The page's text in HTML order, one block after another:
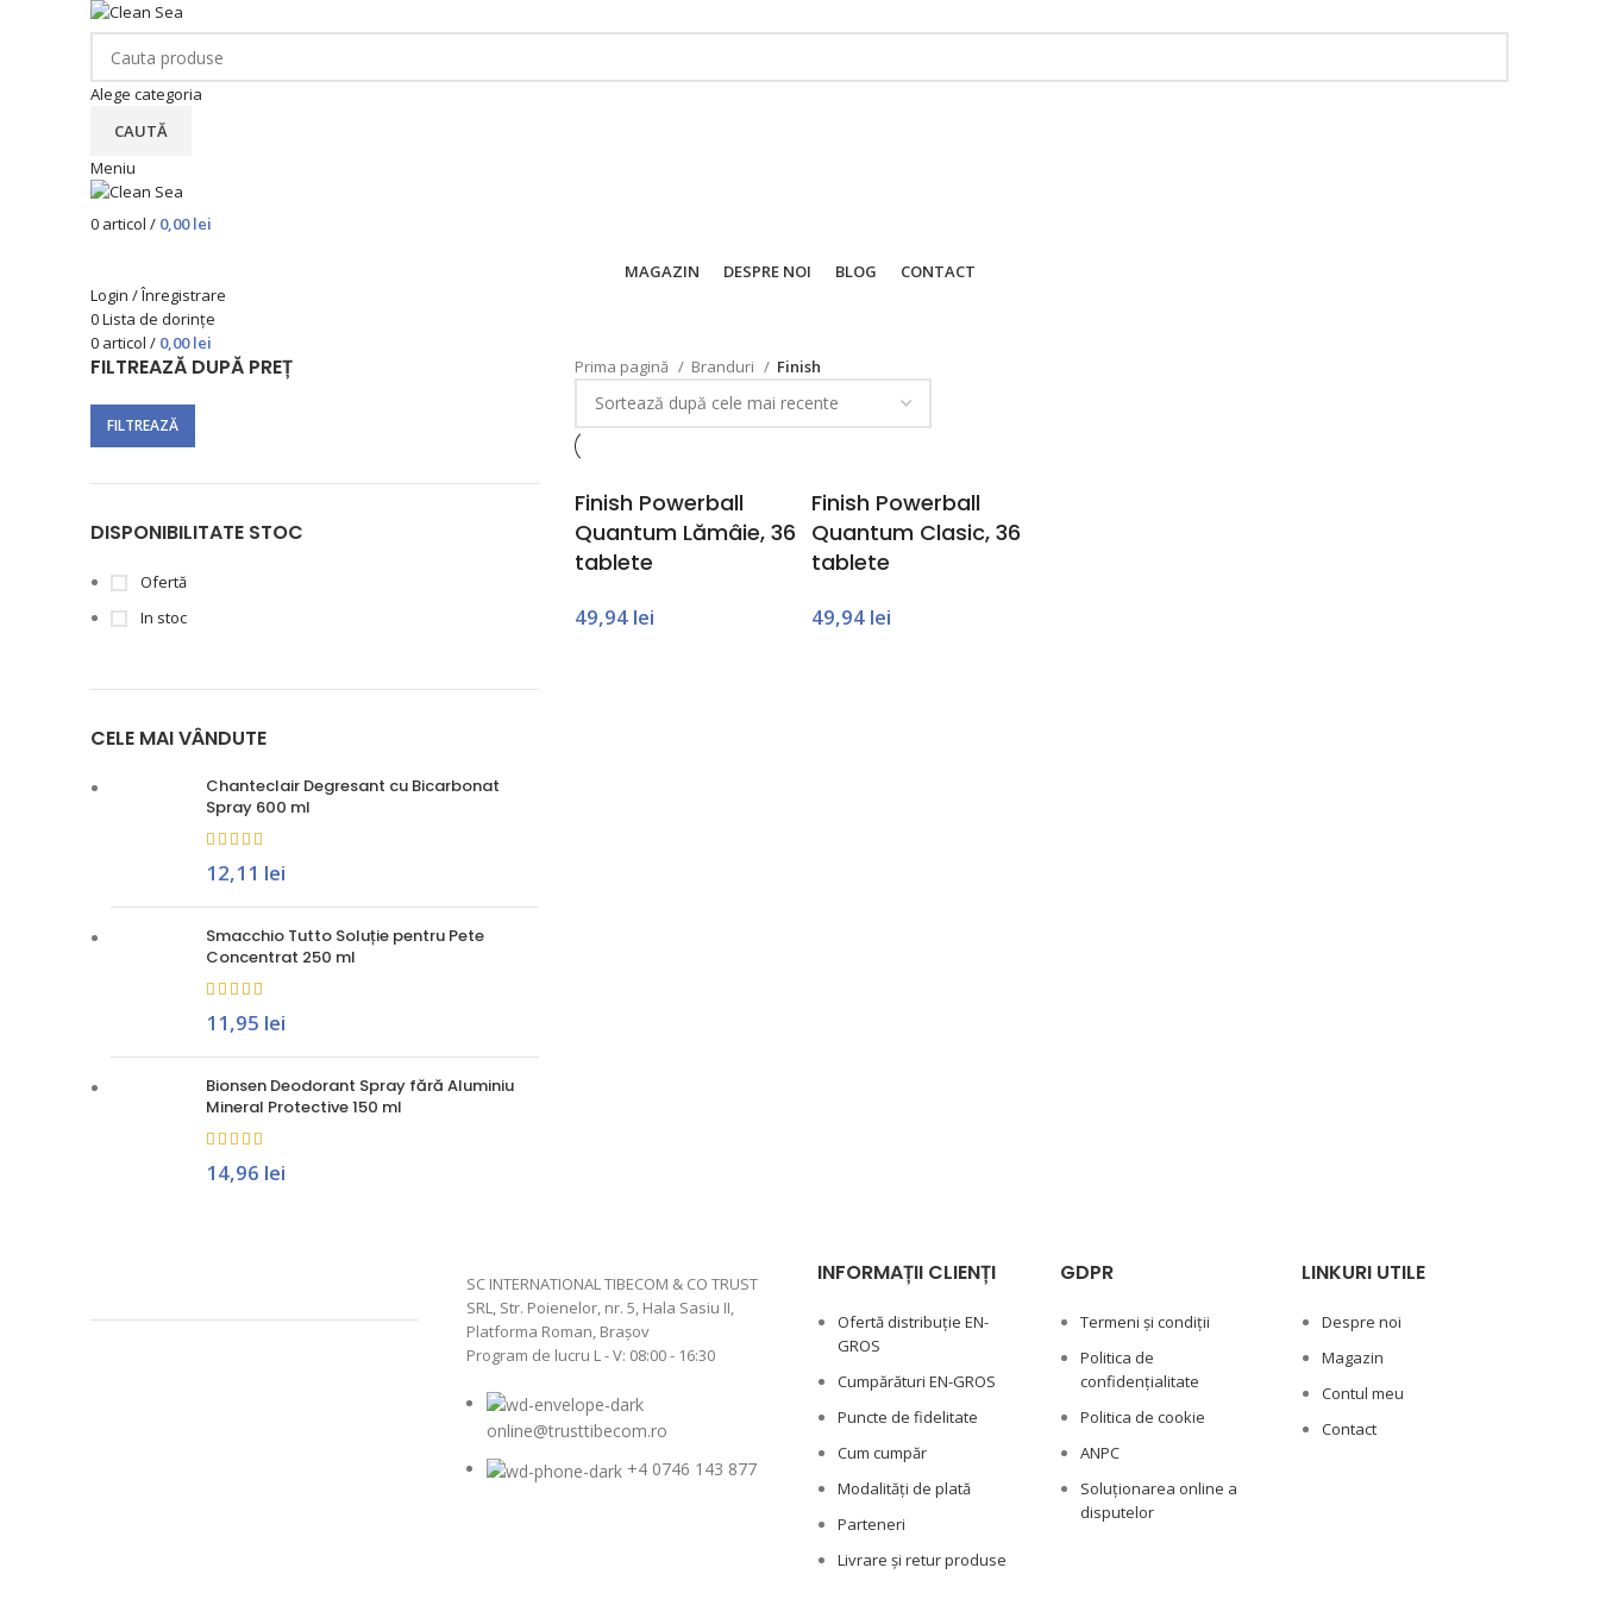
Alege categoria
CAUTĂ
Meniu
0 articol / 0,00lei
MAGAZIN
DESPRE NOI BLOG
CONTACT
Login / Înregistrare
0Lista de dorințe
0 articol / 0,00lei
FILTREAZĂ DUPĂ PREȚ
FILTREAZĂ
DISPONIBILITATE STOC
Ofertă
In stoc
CELE MAI VÂNDUTE
Chanteclair Degresant cu Bicarbonat
Spray 600 ml
12,11 lei
Smacchio Tutto Soluție pentru Pete
Concentrat 250 ml
11,95 lei
Bionsen Deodorant Spray fără Aluminiu
Mineral Protective 150 ml
14,96 lei
Prima pagină Branduri Finish
Finish Powerball
Quantum Lămâie, 36
tablete
49,94 lei
Finish Powerball
Quantum Clasic, 36
tablete
49,94 lei
SC INTERNATIONAL TIBECOM & CO TRUST
SRL, Str. Poienelor, nr. 5, Hala Sasiu II,
Platforma Roman, Braşov
Program de lucru L - V: 08:00 - 16:30
online@trusttibecom.ro
+4 0746 143 877
INFORMAȚII CLIENȚI
Ofertă distribuție EN-
GROS
Cumpărături EN-GROS
Puncte de fidelitate
Cum cumpăr
Modalități de plată
Parteneri
Livrare și retur produse
GDPR
Termeni și condiții
Politica de
confidențialitate
Politica de cookie
ANPC
Soluționarea online a
disputelor
LINKURI UTILE
Despre noi
Magazin
Contul meu
Contact